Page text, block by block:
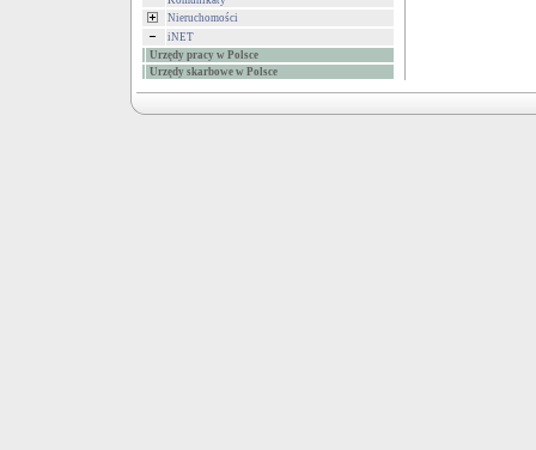
Nieruchomości
iNET
Urzędy pracy w Polsce
Urzędy skarbowe w Polsce